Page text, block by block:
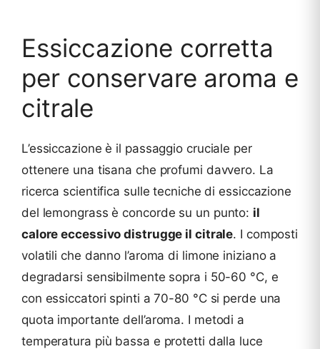
Essiccazione corretta
per conservare aroma e
citrale
L’essiccazione è il passaggio cruciale per
ottenere una tisana che profumi davvero. La
ricerca scientifica sulle tecniche di essiccazione
del lemongrass è concorde su un punto: il
calore eccessivo distrugge il citrale. I composti
volatili che danno l’aroma di limone iniziano a
degradarsi sensibilmente sopra i 50-60 °C, e
con essiccatori spinti a 70-80 °C si perde una
quota importante dell’aroma. I metodi a
temperatura più bassa e protetti dalla luce